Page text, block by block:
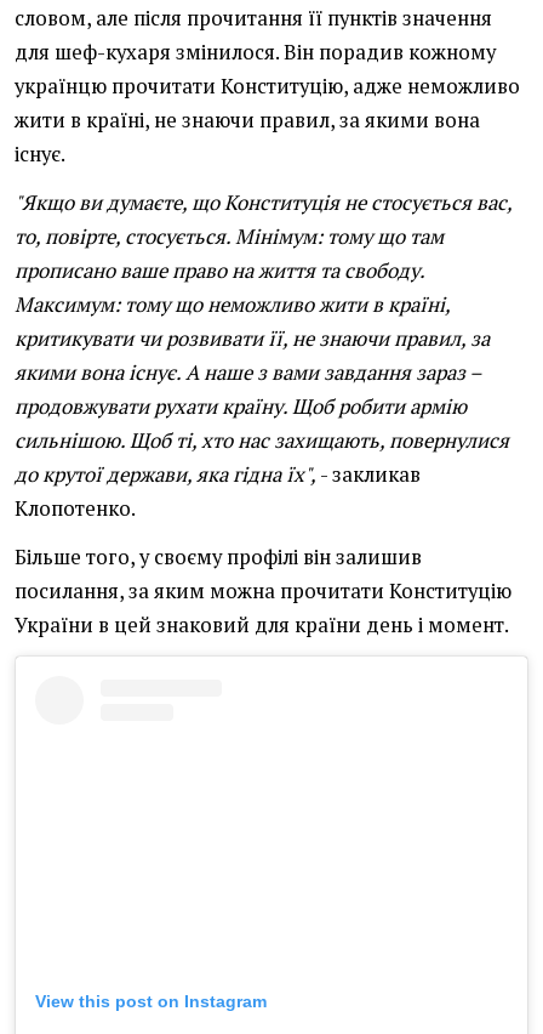
словом, але після прочитання її пунктів значення
для шеф-кухаря змінилося. Він порадив кожному
українцю прочитати Конституцію, адже неможливо
жити в країні, не знаючи правил, за якими вона
існує.
"Якщо ви думаєте, що Конституція не стосується вас,
то, повірте, стосується. Мінімум: тому що там
прописано ваше право на життя та свободу.
Максимум: тому що неможливо жити в країні,
критикувати чи розвивати її, не знаючи правил, за
якими вона існує. А наше з вами завдання зараз –
продовжувати рухати країну. Щоб робити армію
сильнішою. Щоб ті, хто нас захищають, повернулися
до крутої держави, яка гідна їх", - закликав
Клопотенко.
Більше того, у своєму профілі він залишив
посилання, за яким можна прочитати Конституцію
України в цей знаковий для країни день і момент.
View this post on Instagram